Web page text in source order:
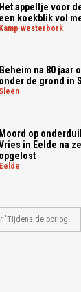
Het appeltje voor
een koekblik vol
kamp westerbork
Geheim na 80 jaar
onder de grond in
sleen
Moord op
in Eelde na
opgelost
eelde
'Tijdens de oorlog'